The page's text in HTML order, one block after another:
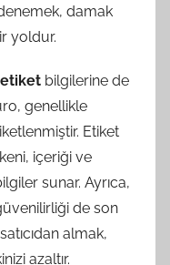
damak
yoldur.
etiket bilgilerine de
genellikle
Etiket
içeriği ve
sunar. Ayrıca,
de son
almak,
azaltır.